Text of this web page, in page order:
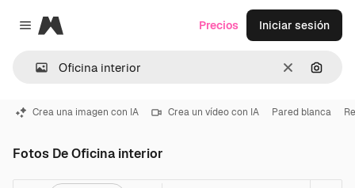
Close menu
Magnific
Borrar
Precios Iniciar sesión
Crea una imagen con IA Crea un vídeo con IA Pared blanca
Fotos De Oficina interior